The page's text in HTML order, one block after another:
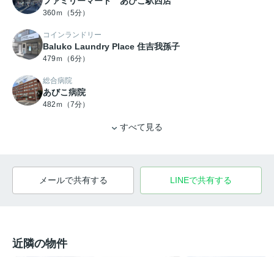
360ｍ（5分）
コインランドリー
Baluko Laundry Place 住吉我孫子
479ｍ（6分）
総合病院
あびこ病院
482ｍ（7分）
すべて見る
メールで共有する LINEで共有する
近隣の物件